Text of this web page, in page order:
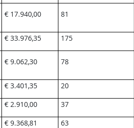
€ 17.940,00 81
€ 33.976,35
175
€ 9.062,30 78
€ 3.401,35
20
€ 2.910,00
37
€ 9.368,81
63